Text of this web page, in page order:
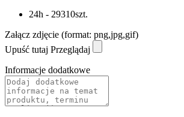
24h - 29310szt.
Załącz zdjęcie (format: png,jpg,gif)
Upuść tutaj Przeglądaj
Informacje dodatkowe